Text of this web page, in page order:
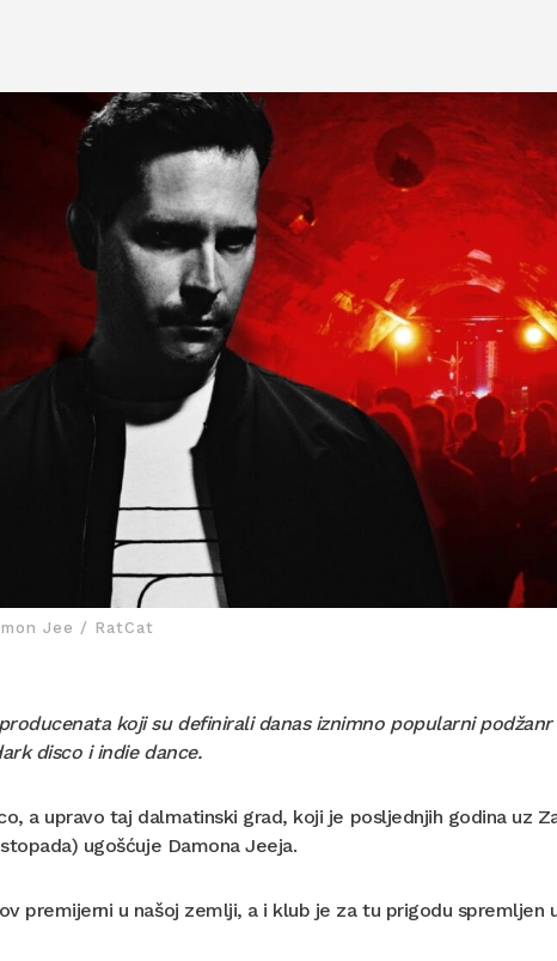
Jee / RatCat
koji su definirali danas iznimno popularni
disco i indie dance.
a upravo taj dalmatinski grad, koji je posljednjih godina uz
ugošćuje Damona Jeeja.
premijerni u našoj zemlji, a i klub je za tu prigodu spremljen